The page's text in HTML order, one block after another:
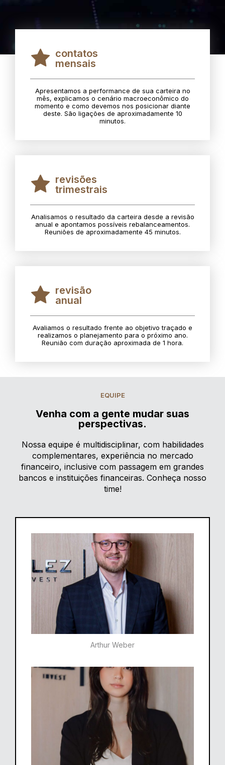
contatos
mensais
Apresentamos a performance de sua carteira no
mês, explicamos o cenário macroeconômico do
momento e como devemos nos posicionar diante
deste. São ligações de aproximadamente 10
minutos.
revisões
trimestrais
Analisamos o resultado da carteira desde a revisão
anual e apontamos possíveis rebalanceamentos.
Reuniões de aproximadamente 45 minutos.
revisão
anual
Avaliamos o resultado frente ao objetivo traçado e
realizamos o planejamento para o próximo ano.
Reunião com duração aproximada de 1 hora.
EQUIPE
Venha com a gente mudar suas
perspectivas.
Nossa equipe é multidisciplinar, com habilidades
complementares, experiência no mercado
financeiro, inclusive com passagem em grandes
bancos e instituições financeiras. Conheça nosso
time!
Arthur Weber